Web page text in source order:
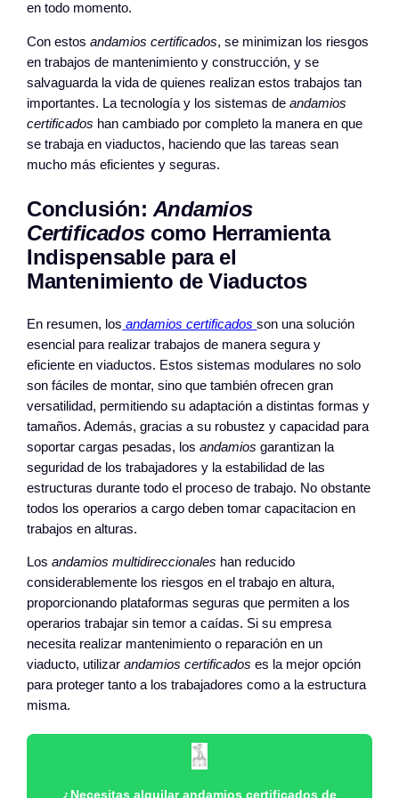
en todo momento.
Con estosandamios certificados, se minimizan los riesgos
en trabajos de mantenimiento y construcción, y se
salvaguarda la vida de quienes realizan estos trabajos tan
importantes. La tecnología y los sistemas deandamios
certificados han cambiado por completo la manera en que
se trabaja en viaductos, haciendo que las tareas sean
mucho más eficientes y seguras.
Conclusión: Andamios
Certificadoscomo Herramienta
Indispensable para el
Mantenimiento de Viaductos
En resumen, los andamios certificados son una solución
esencial para realizar trabajos de manera segura y
eficiente en viaductos. Estos sistemas modulares no solo
son fáciles de montar, sino que también ofrecen gran
versatilidad, permitiendo su adaptación a distintas formas y
tamaños. Además, gracias a su robustez y capacidad para
soportar cargas pesadas, losandamios garantizan la
seguridad de los trabajadores y la estabilidad de las
estructuras durante todo el proceso de trabajo. No obstante
todos los operarios a cargo deben tomar capacitacion en
trabajos en alturas.
Losandamios multidireccionales han reducido
considerablemente los riesgos en el trabajo en altura,
proporcionando plataformas seguras que permiten a los
operarios trabajar sin temor a caídas. Si su empresa
necesita realizar mantenimiento o reparación en un
viaducto, utilizarandamios certificados es la mejor opción
para proteger tanto a los trabajadores como a la estructura
misma.
¿Necesitas alquilar andamios certificados de